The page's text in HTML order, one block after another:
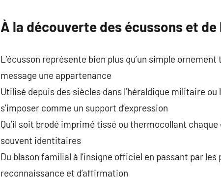
À la découverte des écussons et
L’écusson représente bien plus qu’un simple
message une appartenance
Utilisé depuis des siècles dans l’héraldique militaire
s’imposer comme un support d’expression
Qu’il soit brodé imprimé tissé ou thermocollant
souvent identitaires
Du blason familial à l’insigne officiel en passant par
reconnaissance et d’affirmation